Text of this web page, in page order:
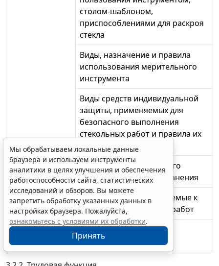
столом-шаблоном,
приспособлениями для раскроя
стекла
Виды, назначение и правила
использования мерительного
инструмента
Виды средств индивидуальной
защиты, применяемых для
безопасного выполнения
стекольных работ и правила их
использования
Виды брака и способы его
предупреждения и устранения
Требования, предъявляемые к
качеству выполняемых работ
Другие
характеристики
-
Мы обрабатываем локальные данные
браузера и используем инструменты
аналитики в целях улучшения и обеспечения
работоспособности сайта, статистических
исследований и обзоров. Вы можете
запретить обработку указанных данных в
настройках браузера. Пожалуйста,
ознакомьтесь с условиями их обработки.
Принять